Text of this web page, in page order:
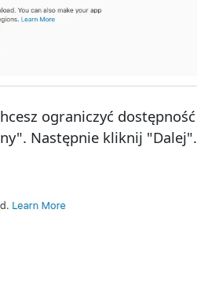
ograniczyć dostępność
Następnie kliknij "Dalej".